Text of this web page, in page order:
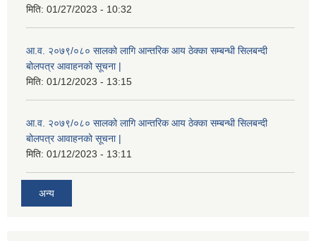
मिति: 01/27/2023 - 10:32
आ.व. २०७९/०८० सालको लागि आन्तरिक आय ठेक्का सम्बन्धी सिलबन्दी
बोलपत्र आवाहनको सूचना |
मिति: 01/12/2023 - 13:15
आ.व. २०७९/०८० सालको लागि आन्तरिक आय ठेक्का सम्बन्धी सिलबन्दी
बोलपत्र आवाहनको सूचना |
मिति: 01/12/2023 - 13:11
अन्य